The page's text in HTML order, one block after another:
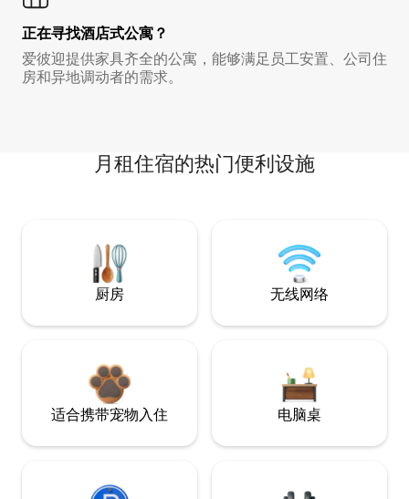
正在寻找酒店式公寓？
爱彼迎提供家具齐全的公寓，能够满足员工安置、公司住
房和异地调动者的需求。
月租住宿的热门便利设施
厨房 无线网络
适合携带宠物入住 电脑桌